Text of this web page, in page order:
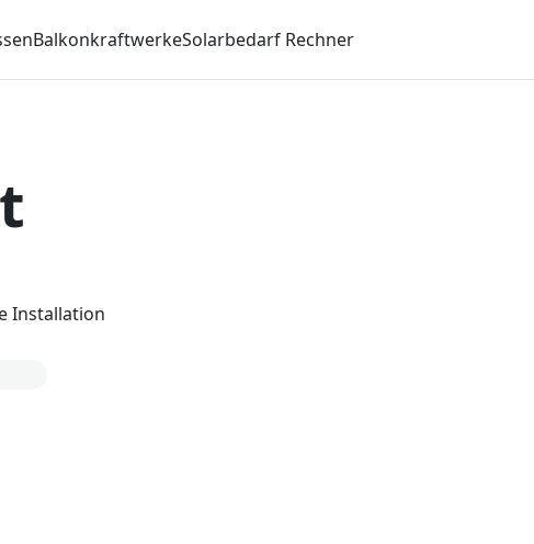
BalkonkraftwerkeSolarbedarf Rechner
Installation